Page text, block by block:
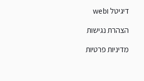
דיגיטל וweb
הצהרת נגישות
מדיניות פרטיות